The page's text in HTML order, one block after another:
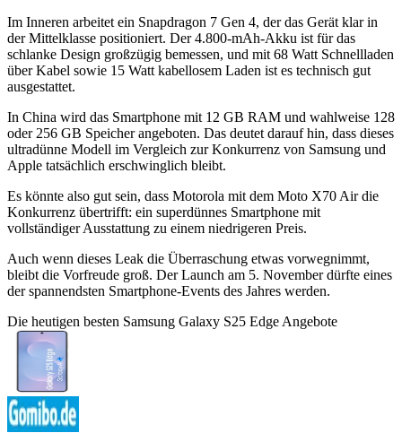
Im Inneren arbeitet ein Snapdragon 7 Gen 4, der das Gerät klar in
der Mittelklasse positioniert. Der 4.800-mAh-Akku ist für das
schlanke Design großzügig bemessen, und mit 68 Watt Schnellladen
über Kabel sowie 15 Watt kabellosem Laden ist es technisch gut
ausgestattet.
In China wird das Smartphone mit 12 GB RAM und wahlweise 128
oder 256 GB Speicher angeboten. Das deutet darauf hin, dass dieses
ultradünne Modell im Vergleich zur Konkurrenz von Samsung und
Apple tatsächlich erschwinglich bleibt.
Es könnte also gut sein, dass Motorola mit dem Moto X70 Air die
Konkurrenz übertrifft: ein superdünnes Smartphone mit
vollständiger Ausstattung zu einem niedrigeren Preis.
Auch wenn dieses Leak die Überraschung etwas vorwegnimmt,
bleibt die Vorfreude groß. Der Launch am 5. November dürfte eines
der spannendsten Smartphone-Events des Jahres werden.
Die heutigen besten Samsung Galaxy S25 Edge Angebote